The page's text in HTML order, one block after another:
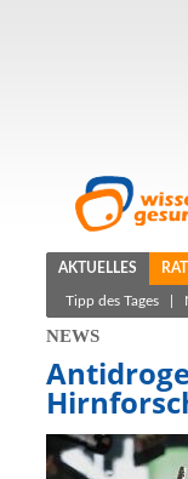
AKTUELLES
Tipp des Tages
NEWS